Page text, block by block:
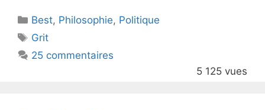
er e
o
Catégories
Best, Philosophie, Politique
Étiquettes
Grit
25 commentaires
5 125 vues